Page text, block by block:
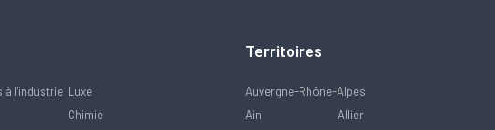
à l'industrie Luxe
Chimie
Territoires
Auvergne-Rhône-Alpes
Ain
Allier